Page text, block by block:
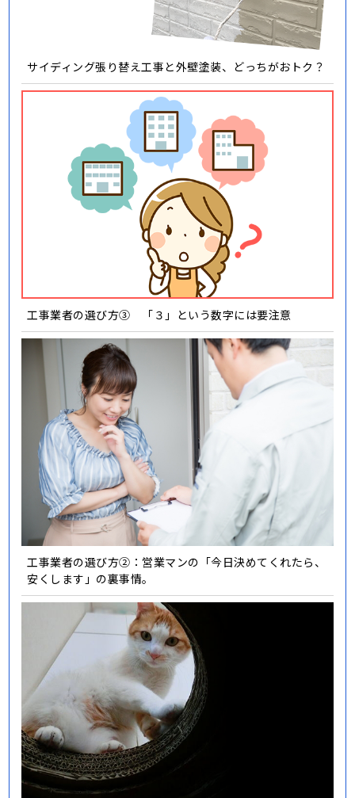
サイディング張り替え工事と外壁塗装、どっちがおトク？
工事業者の選び方③ 「３」という数字には要注意
工事業者の選び方②：営業マンの「今日決めてくれたら、
安くします」の裏事情。